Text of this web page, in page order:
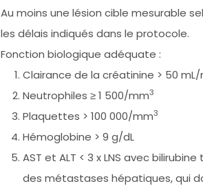
Au moins une lésion cible mesurable
les délais indiqués dans le protocole.
Fonction biologique adéquate :
Clairance de la créatinine > 50 mL/
Neutrophiles ≥ 1 500/mm3
Plaquettes > 100 000/mm3
Hémoglobine > 9 g/dL
AST et ALT < 3 x LNS avec
des métastases hépatiques, qui